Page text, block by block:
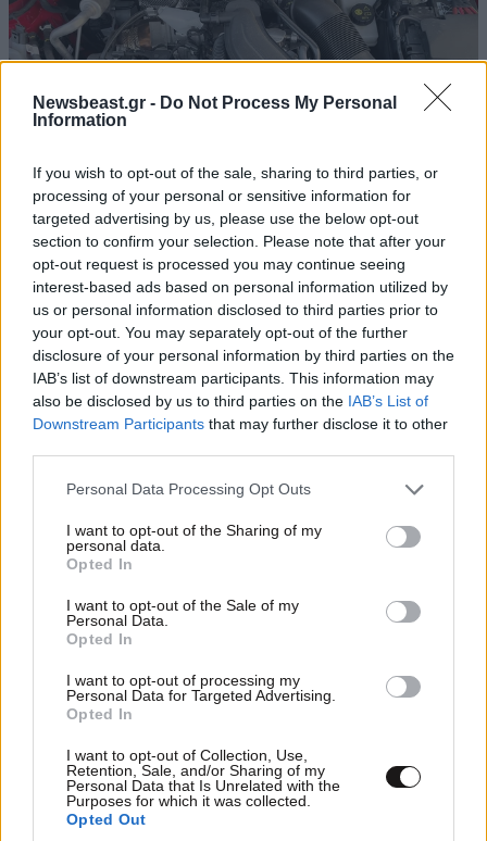
Newsbeast.gr - Do Not Process My Personal
Information
If you wish to opt-out of the sale, sharing to third parties, or
processing of your personal or sensitive information for
targeted advertising by us, please use the below opt-out
section to confirm your selection. Please note that after your
opt-out request is processed you may continue seeing
interest-based ads based on personal information utilized by
us or personal information disclosed to third parties prior to
your opt-out. You may separately opt-out of the further
disclosure of your personal information by third parties on the
IAB’s list of downstream participants. This information may
also be disclosed by us to third parties on the IAB’s List of
Downstream Participants that may further disclose it to other
Please note that this website/app uses one or more Google
not limited to your visit or usage behaviour. You may click to
grant or deny consent to Google and its third-party tags to
use your data for below specified purposes in below Google
consent section.
Personal Data Processing Opt Outs
I want to opt-out of the Sharing of my
personal data.
Opted In
I want to opt-out of the Sale of my
Personal Data.
Opted In
I want to opt-out of processing my
Personal Data for Targeted Advertising.
Opted In
I want to opt-out of Collection, Use,
Retention, Sale, and/or Sharing of my
Personal Data that Is Unrelated with the
Purposes for which it was collected.
Opted Out
Από τη θέση του οδηγού
Η οδήγηση ενός SUV της Skoda είναι πάντα μια
ευχάριστη δραστηριότητα, ειδικά όταν αυτό είναι
Karoq ή Kamiq. Στη συγκεκριμένη περίπτωση
Με σπορ εμφάνιση, μικρομεσαίες διαστάσεις, σπορ
ανάρτηση, επαρκείς χώρους, ιδανική θέση οδηγού,
φωτεινή καμπίνα και αυτόματο κιβώτιο διπλού
συμπλέκτη με paddles, είναι το αυτοκίνητο που
σου στην πόλη, να πας ένα μακρινό ταξίδι με
ελάχιστους ανεφοδιασμούς, να ευχαριστηθείς
ορεινές διαδρομές που διαθέτει η χώρα μας, αλλά
και (με τα κατάλληλα λάστιχα) να δοκιμάσεις
κάποιες σχετικά φλατ χωμάτινες διαδρομές.